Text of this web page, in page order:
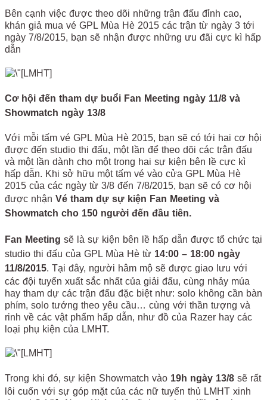
Bên cạnh việc được theo dõi những trận đấu đỉnh cao,
khán giả mua vé GPL Mùa Hè 2015 các trận từ ngày 3 tới
ngày 7/8/2015, bạn sẽ nhận được những ưu đãi cực kì hấp
dẫn
Cơ hội đến tham dự buổi Fan Meeting ngày 11/8 và
Showmatch ngày 13/8
Với mỗi tấm vé GPL Mùa Hè 2015, bạn sẽ có tới hai cơ hội
được đến studio thi đấu, một lần để theo dõi các trận đấu
và một lần dành cho một trong hai sự kiện bên lề cực kì
hấp dẫn. Khi sở hữu một tấm vé vào cửa GPL Mùa Hè
2015 của các ngày từ 3/8 đến 7/8/2015, bạn sẽ có cơ hội
được nhận Vé tham dự sự kiện Fan Meeting và
Showmatch cho 150 người đến đầu tiên.
Fan Meeting sẽ là sự kiện bên lề hấp dẫn được tổ chức tại
studio thi đấu của GPL Mùa Hè từ 14:00 – 18:00 ngày
11/8/2015. Tại đây, người hâm mộ sẽ được giao lưu với
các đội tuyển xuất sắc nhất của giải đấu, cùng nhảy múa
hay tham dự các trận đấu đặc biệt như: solo không cần bàn
phím, solo tướng theo yêu cầu… cùng với thần tượng và
rinh về các vật phẩm hấp dẫn, như đồ của Razer hay các
loại phụ kiện của LMHT.
Trong khi đó, sự kiện Showmatch vào 19h ngày 13/8 sẽ rất
lôi cuốn với sự góp mặt của các nữ tuyển thủ LMHT xinh